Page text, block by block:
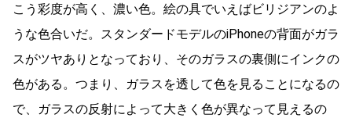
こう彩度が高く、濃い色。絵の具でいえばビリジアンのよ
うな色合いだ。スタンダードモデルのiPhoneの背面がガラ
スがツヤありとなっており、そのガラスの裏側にインクの
色がある。つまり、ガラスを透して色を見ることになるの
で、ガラスの反射によって大きく色が異なって見えるの